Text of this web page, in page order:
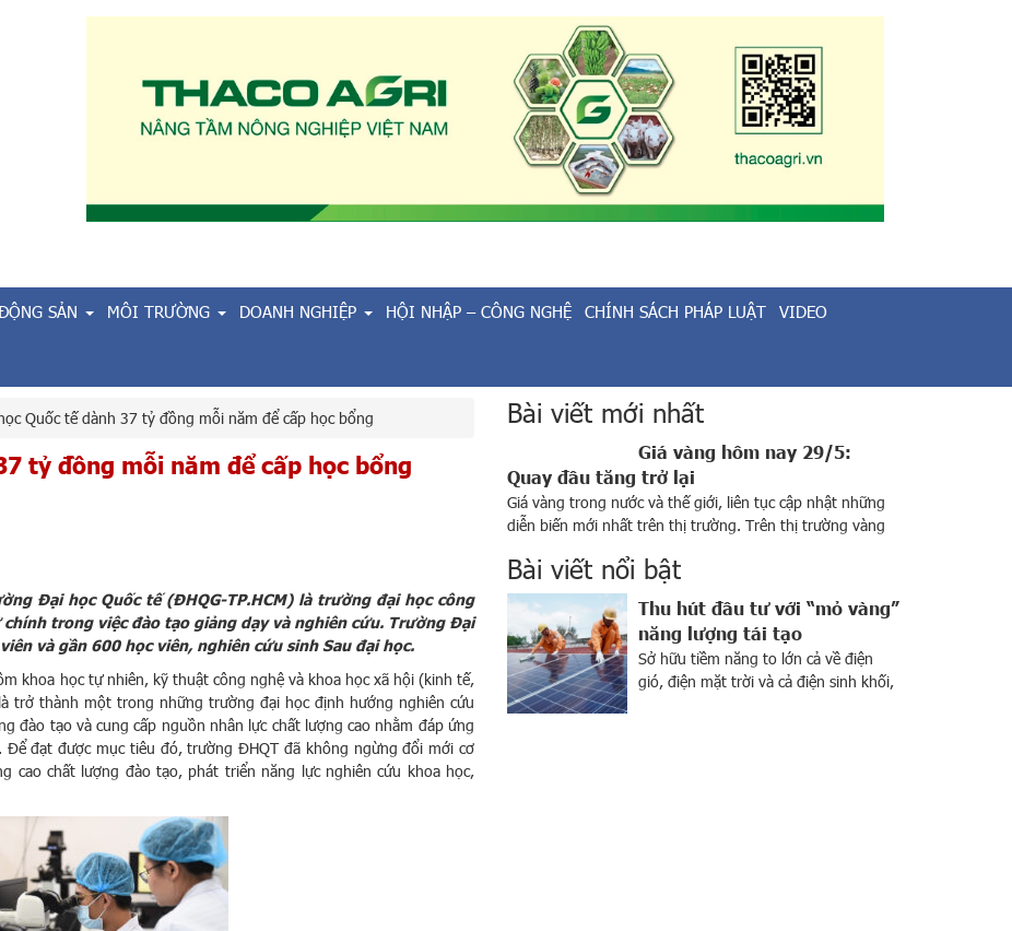
SẢN MÔI TRƯỜNG DOANH NGHIỆP HỘI NHẬP – CÔNG NGHỆ CHÍNH SÁCH PHÁP LUẬT VIDEO
Quốc tế dành 37 tỷ đồng mỗi năm để cấp học bổng
tỷ đồng mỗi năm để cấp học bổng
Đại học Quốc tế (ĐHQG-TP.HCM) là trường đại học công
trong việc đào tạo giảng dạy và nghiên cứu. Trường Đại
và gần 600 học viên, nghiên cứu sinh Sau đại học.
khoa học tự nhiên, kỹ thuật công nghệ và khoa học xã hội (kinh tế,
trở thành một trong những trường đại học định hướng nghiên cứu
đào tạo và cung cấp nguồn nhân lực chất lượng cao nhằm đáp ứng
đạt được mục tiêu đó, trường ĐHQT đã không ngừng đổi mới cơ
cao chất lượng đào tạo, phát triển năng lực nghiên cứu khoa học,
Bài viết mới nhất
Giá vàng hôm nay 29/5:
Quay đầu tăng trở lại
Giá vàng trong nước và thế giới, liên tục cập nhật những
diễn biến mới nhất trên thị trường. Trên thị trường vàng
vàng tăng giá vàng 9999 khoảng 100 ngàn đồng/lượng ở
cả 2 chiều mua vào và bán ra so với phiên […]
Bài viết nổi bật
Thu hút đầu tư với “mỏ vàng”
năng lượng tái tạo
Sở hữu tiềm năng to lớn cả về điện
gió, điện mặt trời và cả điện sinh khối,